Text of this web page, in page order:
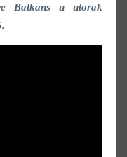
Balkans u utorak